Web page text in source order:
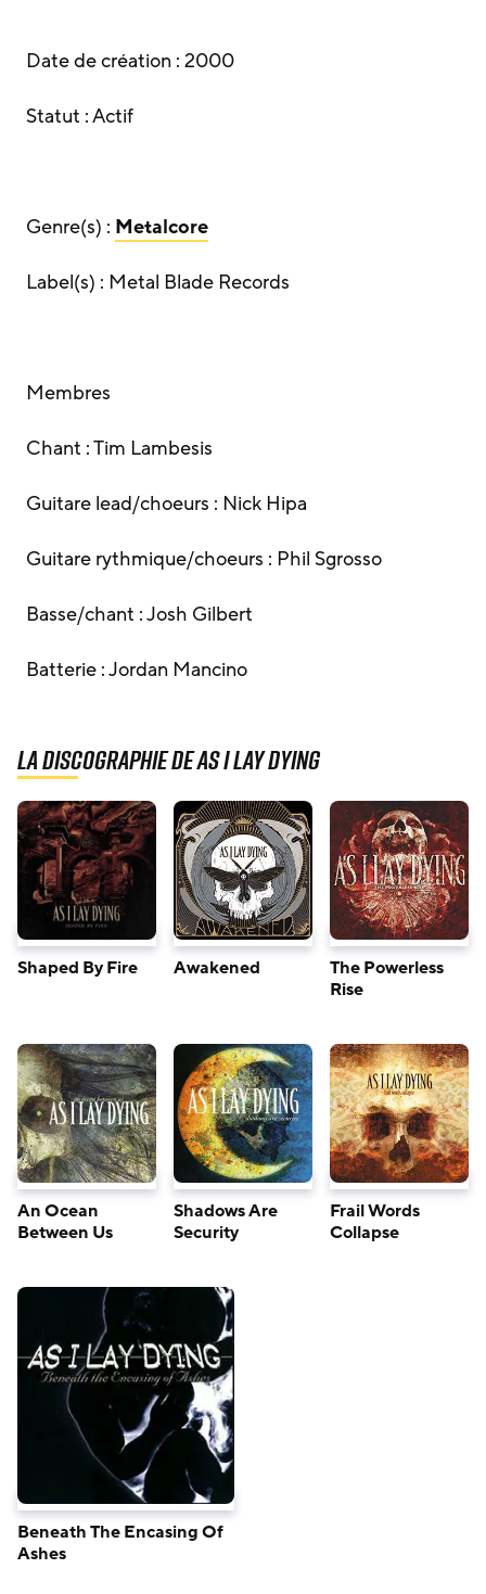
Date de création : 2000
Statut : Actif
Genre(s) : Metalcore
Label(s) : Metal Blade Records
Membres
Chant : Tim Lambesis
Guitare lead/choeurs : Nick Hipa
Guitare rythmique/choeurs : Phil Sgrosso
Basse/chant : Josh Gilbert
Batterie : Jordan Mancino
La discographie de As I Lay Dying
Shaped By Fire Awakened
The Powerless
Rise
An Ocean
Between Us
Shadows Are
Security
Frail Words
Collapse
Beneath The Encasing Of
Ashes